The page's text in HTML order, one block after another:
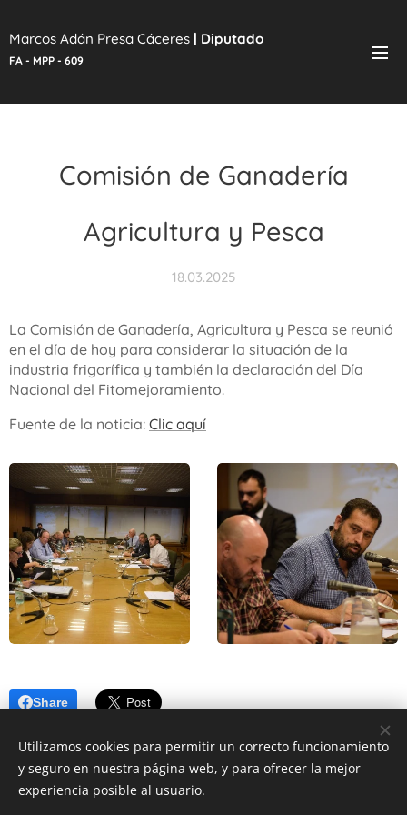
Marcos Adán Presa Cáceres | Diputado
FA - MPP - 609
Comisión de Ganadería
Agricultura y Pesca
18.03.2025
La Comisión de Ganadería, Agricultura y Pesca se reunió
en el día de hoy para considerar la situación de la
industria frigorífica y también la declaración del Día
Nacional del Fitomejoramiento.
Fuente de la noticia: Clic aquí
Share
Utilizamos cookies para permitir un correcto funcionamiento
y seguro en nuestra página web, y para ofrecer la mejor
experiencia posible al usuario.